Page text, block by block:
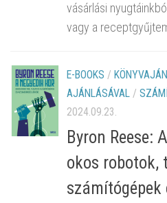
vásárlási
vagy a
E-BOOKS /
AJÁNLÁSÁVAL /
2024.09.23.
Byron Reese:
okos robotok,
számítógépek